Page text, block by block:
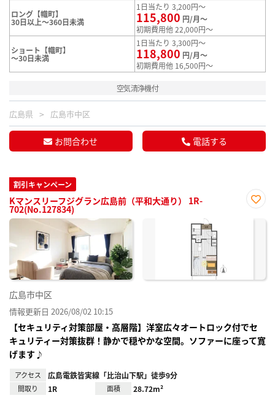
ロング【幟町】
30日以上～360日未満
1日当たり 3,200円～
115,800 円/月～
初期費用他 22,000円～
ショート【幟町】
～30日未満
1日当たり 3,300円～
118,800 円/月～
初期費用他 16,500円～
空気清浄機付
広島県 広島市中区
お問合わせ 電話する
割引キャンペーン
Kマンスリーフジグラン広島前（平和大通り） 1R-
702(No.127834)
に入
広島市中区
情報更新日 2026/08/02 10:15
【セキュリティ対策部屋・高層階】洋室広々オートロック付でセ
キュリティー対策抜群！静かで穏やかな空間。ソファーに座って寛
げます♪
アクセス 広島電鉄皆実線「比治山下駅」徒歩9分
間取り 1R 面積 28.72m²